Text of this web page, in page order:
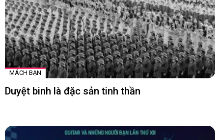
MÁCH BẠN
Duyệt binh là đặc sản tinh thần